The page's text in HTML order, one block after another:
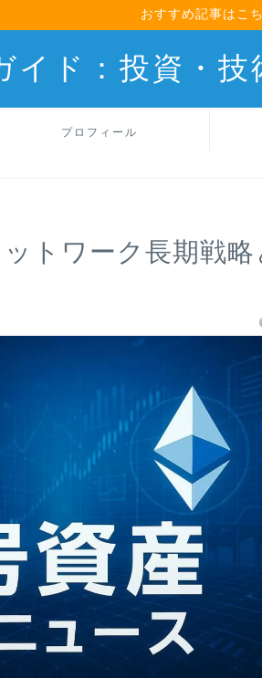
おすすめ記事はこ
イド：投資・
プロフィール
トワーク長期戦略